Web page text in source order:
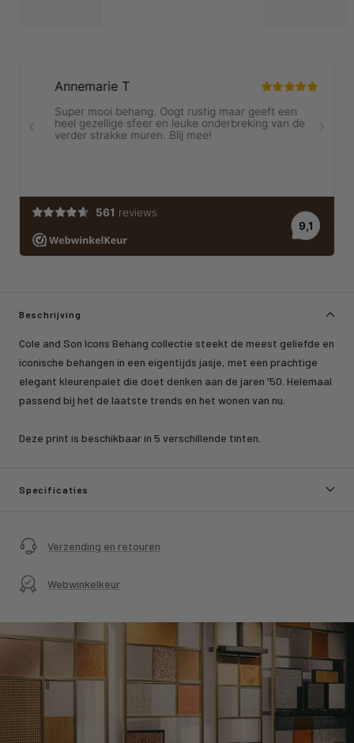
Beschrijving
Cole and Son Icons Behang collectie steekt de meest geliefde en
iconische behangen in een eigentijds jasje, met een prachtige
elegant kleurenpalet die doet denken aan de jaren '50. Helemaal
passend bij het de laatste trends en het wonen van nu.
Deze print is beschikbaar in 5 verschillende tinten.
Specificaties
Verzending en retouren
Webwinkelkeur